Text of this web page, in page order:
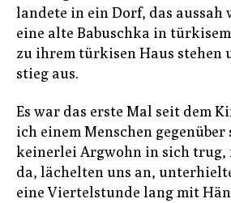
landete in ein Dorf, das aussah
eine alte Babuschka in
zu ihrem türkisen Haus stehen
stieg aus.
Es war das erste Mal seit dem
ich einem Menschen
keinerlei Argwohn in sich trug,
da, lächelten uns an,
eine Viertelstunde lang mit